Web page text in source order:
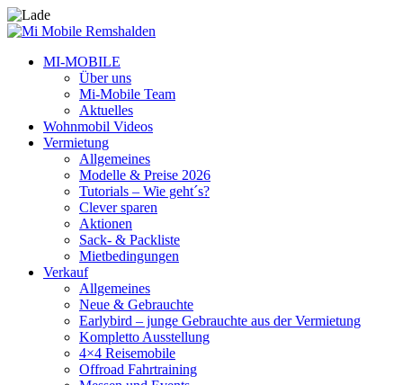
MI-MOBILE
Über uns
Mi-Mobile Team
Aktuelles
Wohnmobil Videos
Vermietung
Allgemeines
Modelle & Preise 2026
Tutorials – Wie geht´s?
Clever sparen
Aktionen
Sack- & Packliste
Mietbedingungen
Verkauf
Allgemeines
Neue & Gebrauchte
Earlybird – junge Gebrauchte aus der Vermietung
Kompletto Ausstellung
4×4 Reisemobile
Offroad Fahrtraining